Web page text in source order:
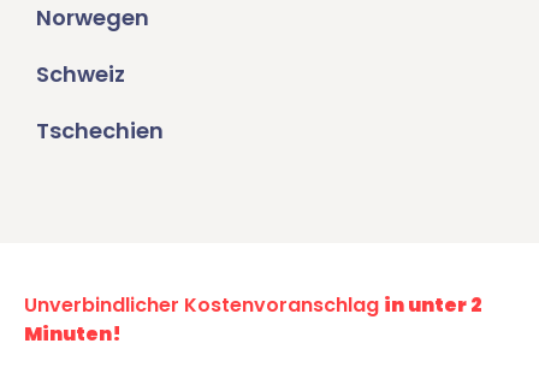
Norwegen
Schweiz
Tschechien
Unverbindlicher Kostenvoranschlag in unter 2
Minuten!